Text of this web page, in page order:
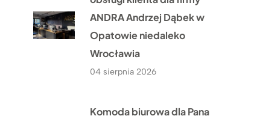
ANDRA Andrzej Dąbek w
Opatowie niedaleko
Wrocławia
04 sierpnia 2026
Komoda biurowa dla Pana